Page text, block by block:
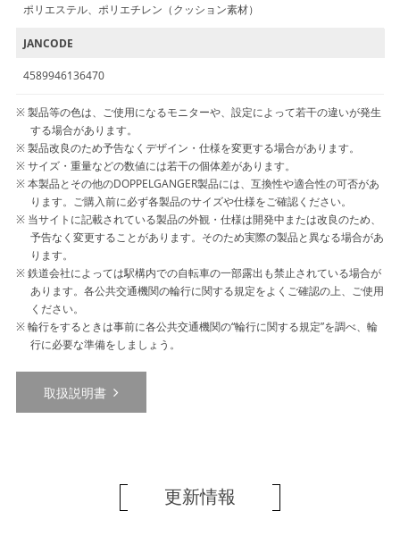
ポリエステル、ポリエチレン（クッション素材）
JANCODE
4589946136470
製品等の色は、ご使用になるモニターや、設定によって若干の違いが発生
する場合があります。
製品改良のため予告なくデザイン・仕様を変更する場合があります。
サイズ・重量などの数値には若干の個体差があります。
本製品とその他のDOPPELGANGER製品には、互換性や適合性の可否があ
ります。ご購入前に必ず各製品のサイズや仕様をご確認ください。
当サイトに記載されている製品の外観・仕様は開発中または改良のため、
予告なく変更することがあります。そのため実際の製品と異なる場合があ
ります。
鉄道会社によっては駅構内での自転車の一部露出も禁止されている場合が
あります。各公共交通機関の輪行に関する規定をよくご確認の上、ご使用
ください。
輪行をするときは事前に各公共交通機関の“輪行に関する規定”を調べ、輪
行に必要な準備をしましょう。
取扱説明書
更新情報